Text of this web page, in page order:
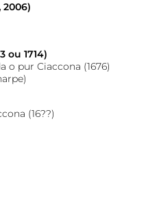
2006)
ou 1714)
o pur Ciaccona (1676)
(16??)